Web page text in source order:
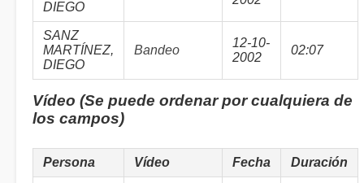
DIEGO
SANZ
MARTÍNEZ,
DIEGO
Bandeo
12-10-
2002
02:07
Vídeo (Se puede ordenar por cualquiera de
los campos)
Persona Vídeo Fecha Duración